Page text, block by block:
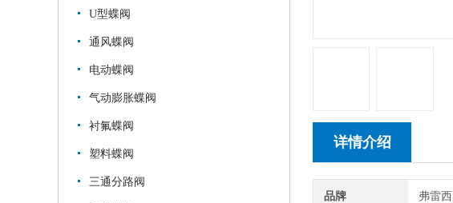
详情介绍
品牌 弗雷西
U型蝶阀
通风蝶阀
电动蝶阀
气动膨胀蝶阀
衬氟蝶阀
塑料蝶阀
三通分路阀